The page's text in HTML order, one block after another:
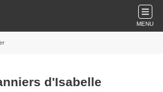
MENU
d'Isabelle